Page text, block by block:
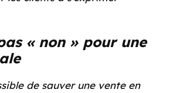
« non » pour une
de sauver une vente en